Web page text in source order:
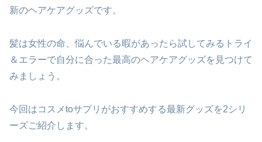
新のヘアケアグッズです。
髪は女性の命、悩んでいる暇があったら試してみるトライ
＆エラーで自分に合った最高のヘアケアグッズを見つけて
みましょう。
今回はコスメtoサプリがおすすめする最新グッズを2シリ
ーズご紹介します。